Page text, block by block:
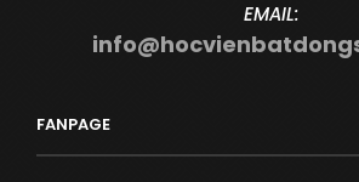
EMAIL:
FANPAGE